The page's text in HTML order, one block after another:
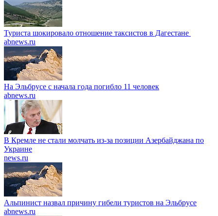
Туриста шокировало отношение таксистов в Дагестане
abnews.ru
На Эльбрусе с начала года погибло 11 человек
abnews.ru
В Кремле не стали молчать из-за позиции Азербайджана по
Украине
news.ru
Альпинист назвал причину гибели туристов на Эльбрусе
abnews.ru